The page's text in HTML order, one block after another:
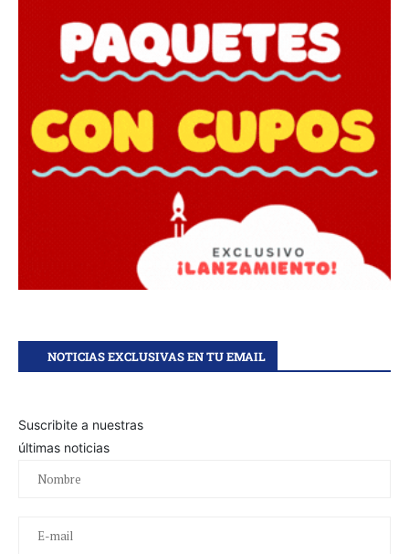
NOTICIAS EXCLUSIVAS EN TU EMAIL
Suscribite a nuestras
últimas noticias